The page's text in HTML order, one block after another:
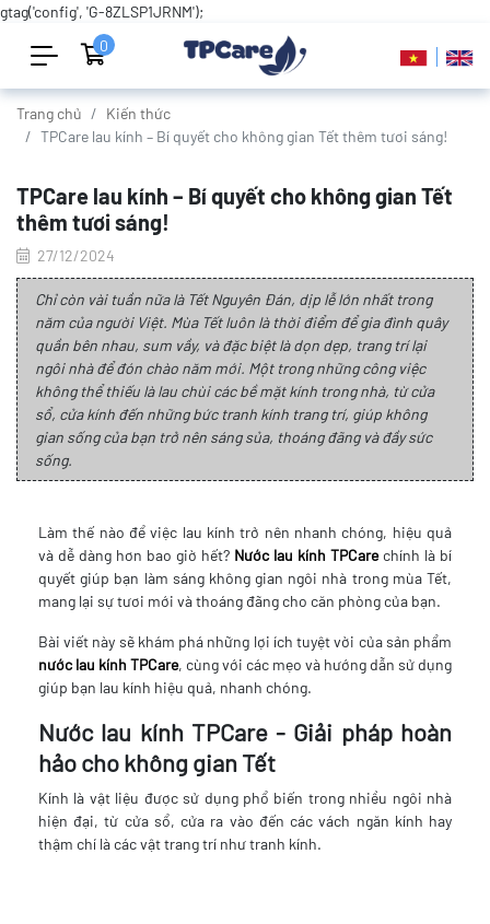
gtag('config', 'G-8ZLSP1JRNM');
0
Trang chủ
Kiến thức
TPCare lau kính – Bí quyết cho không gian Tết thêm tươi sáng!
TPCare lau kính – Bí quyết cho không gian Tết
thêm tươi sáng!
27/12/2024
Chỉ còn vài tuần nữa là Tết Nguyên Đán, dịp lễ lớn nhất trong
năm của người Việt. Mùa Tết luôn là thời điểm để gia đình quây
quần bên nhau, sum vầy, và đặc biệt là dọn dẹp, trang trí lại
ngôi nhà để đón chào năm mới. Một trong những công việc
không thể thiếu là lau chùi các bề mặt kính trong nhà, từ cửa
sổ, cửa kính đến những bức tranh kính trang trí, giúp không
gian sống của bạn trở nên sáng sủa, thoáng đãng và đầy sức
sống.
Làm thế nào để việc lau kính trở nên nhanh chóng, hiệu quả
và dễ dàng hơn bao giờ hết? Nước lau kính TPCarechính là bí
quyết giúp bạn làm sáng không gian ngôi nhà trong mùa Tết,
mang lại sự tươi mới và thoáng đãng cho căn phòng của bạn.
Bài viết này sẽ khám phá những lợi ích tuyệt vời của sản phẩm
nước lau kính TPCare, cùng với các mẹo và hướng dẫn sử dụng
giúp bạn lau kính hiệu quả, nhanh chóng.
Nước lau kính TPCare - Giải pháp hoàn
hảo cho không gian Tết
Kính là vật liệu được sử dụng phổ biến trong nhiều ngôi nhà
hiện đại, từ cửa sổ, cửa ra vào đến các vách ngăn kính hay
thậm chí là các vật trang trí như tranh kính.